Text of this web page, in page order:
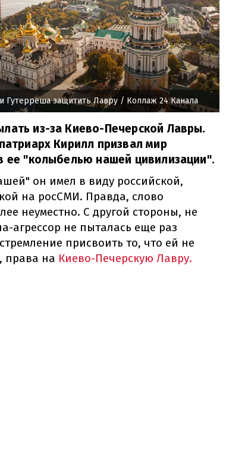
Гутерреша защитить Лавру / Коллаж 24 Канала
из-за Киево-Печерской Лавры.
Кирилл призвал мир
ее "колыбелью нашей цивилизации".
он имел в виду российской,
на росСМИ. Правда, слово
неуместно. С другой стороны, не
агрессор не пыталась еще раз
присвоить то, что ей не
права на Киево-Печерскую Лавру.